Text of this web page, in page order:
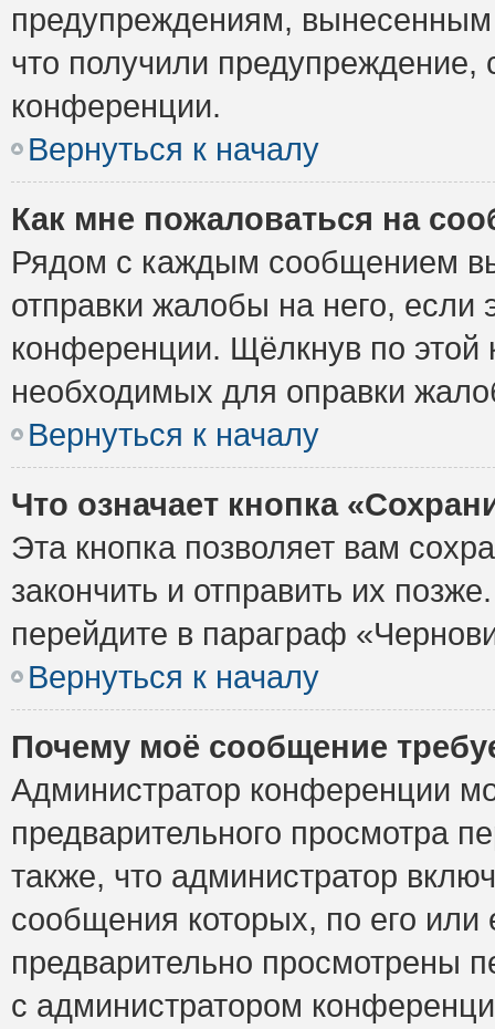
предупреждениям,
что получили предупреждение,
конференции.
Вернуться к началу
Как мне пожаловаться на
Рядом с каждым сообщением
отправки жалобы на него,
конференции. Щёлкнув по этой
необходимых для оправки
Вернуться к началу
Что означает кнопка
Эта кнопка позволяет вам
закончить и отправить их
перейдите в параграф
Вернуться к началу
Почему моё сообщение
Администратор конференции
предварительного просмотра
также, что администратор
сообщения которых, по его
предварительно просмотрены
с администратором